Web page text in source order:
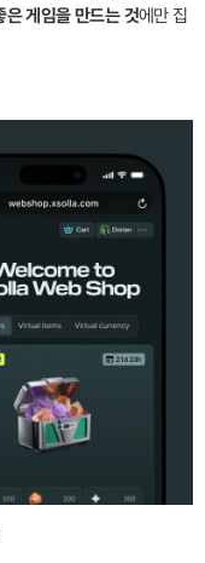
은 게임을 만드는 것에만 집